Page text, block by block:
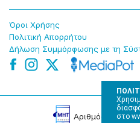
στο
Όροɩ Χρήσης
Πολɩτɩκή Απορρήτου
Δήλωση Συμμόρφωσης με τη
Αρɩθμός